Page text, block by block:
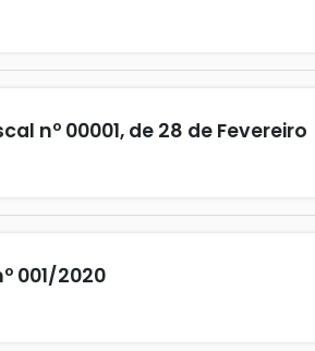
nº 00001, de 28 de Fevereiro
001/2020